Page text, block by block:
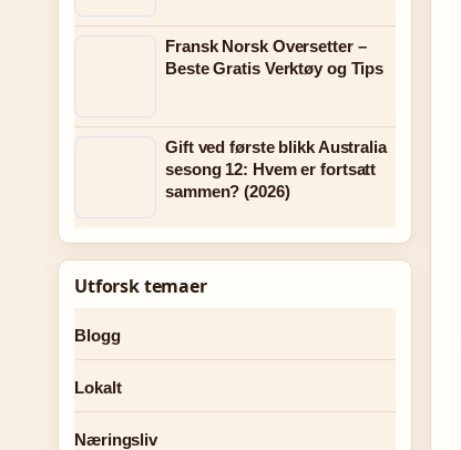
Fransk Norsk Oversetter –
Beste Gratis Verktøy og Tips
Gift ved første blikk Australia
sesong 12: Hvem er fortsatt
sammen? (2026)
Utforsk temaer
Blogg
Lokalt
Næringsliv